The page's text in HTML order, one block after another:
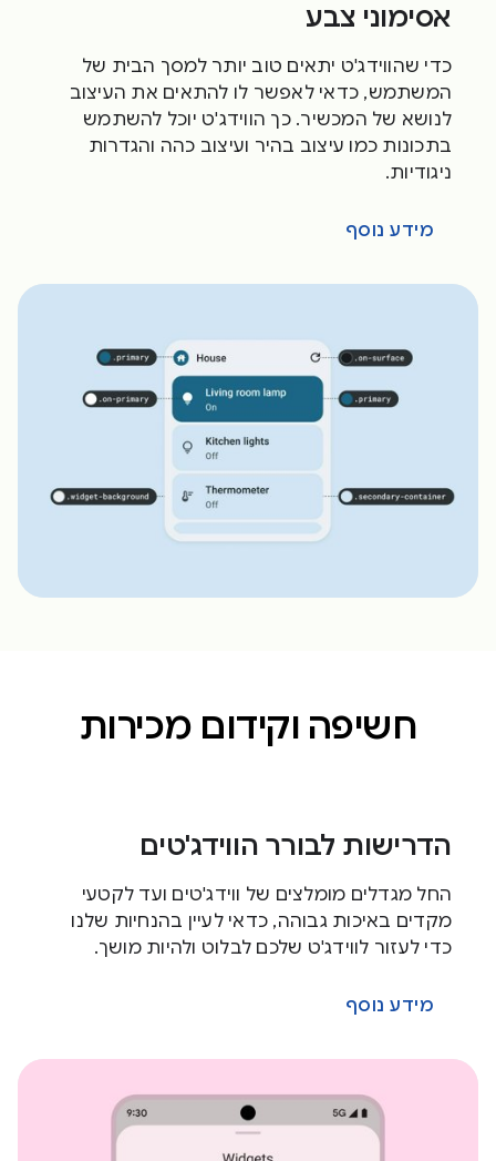
אסימוני צבע
כדי שהווידג'ט יתאים טוב יותר למסך הבית של
המשתמש, כדאי לאפשר לו להתאים את העיצוב
לנושא של המכשיר. כך הווידג'ט יוכל להשתמש
בתכונות כמו עיצוב בהיר ועיצוב כהה והגדרות
ניגודיות.
מידע נוסף
חשיפה וקידום מכירות
הדרישות לבורר הווידג'טים
החל מגדלים מומלצים של ווידג'טים ועד לקטעי
מקדים באיכות גבוהה, כדאי לעיין בהנחיות שלנו
כדי לעזור לווידג'ט שלכם לבלוט ולהיות מושך.
מידע נוסף